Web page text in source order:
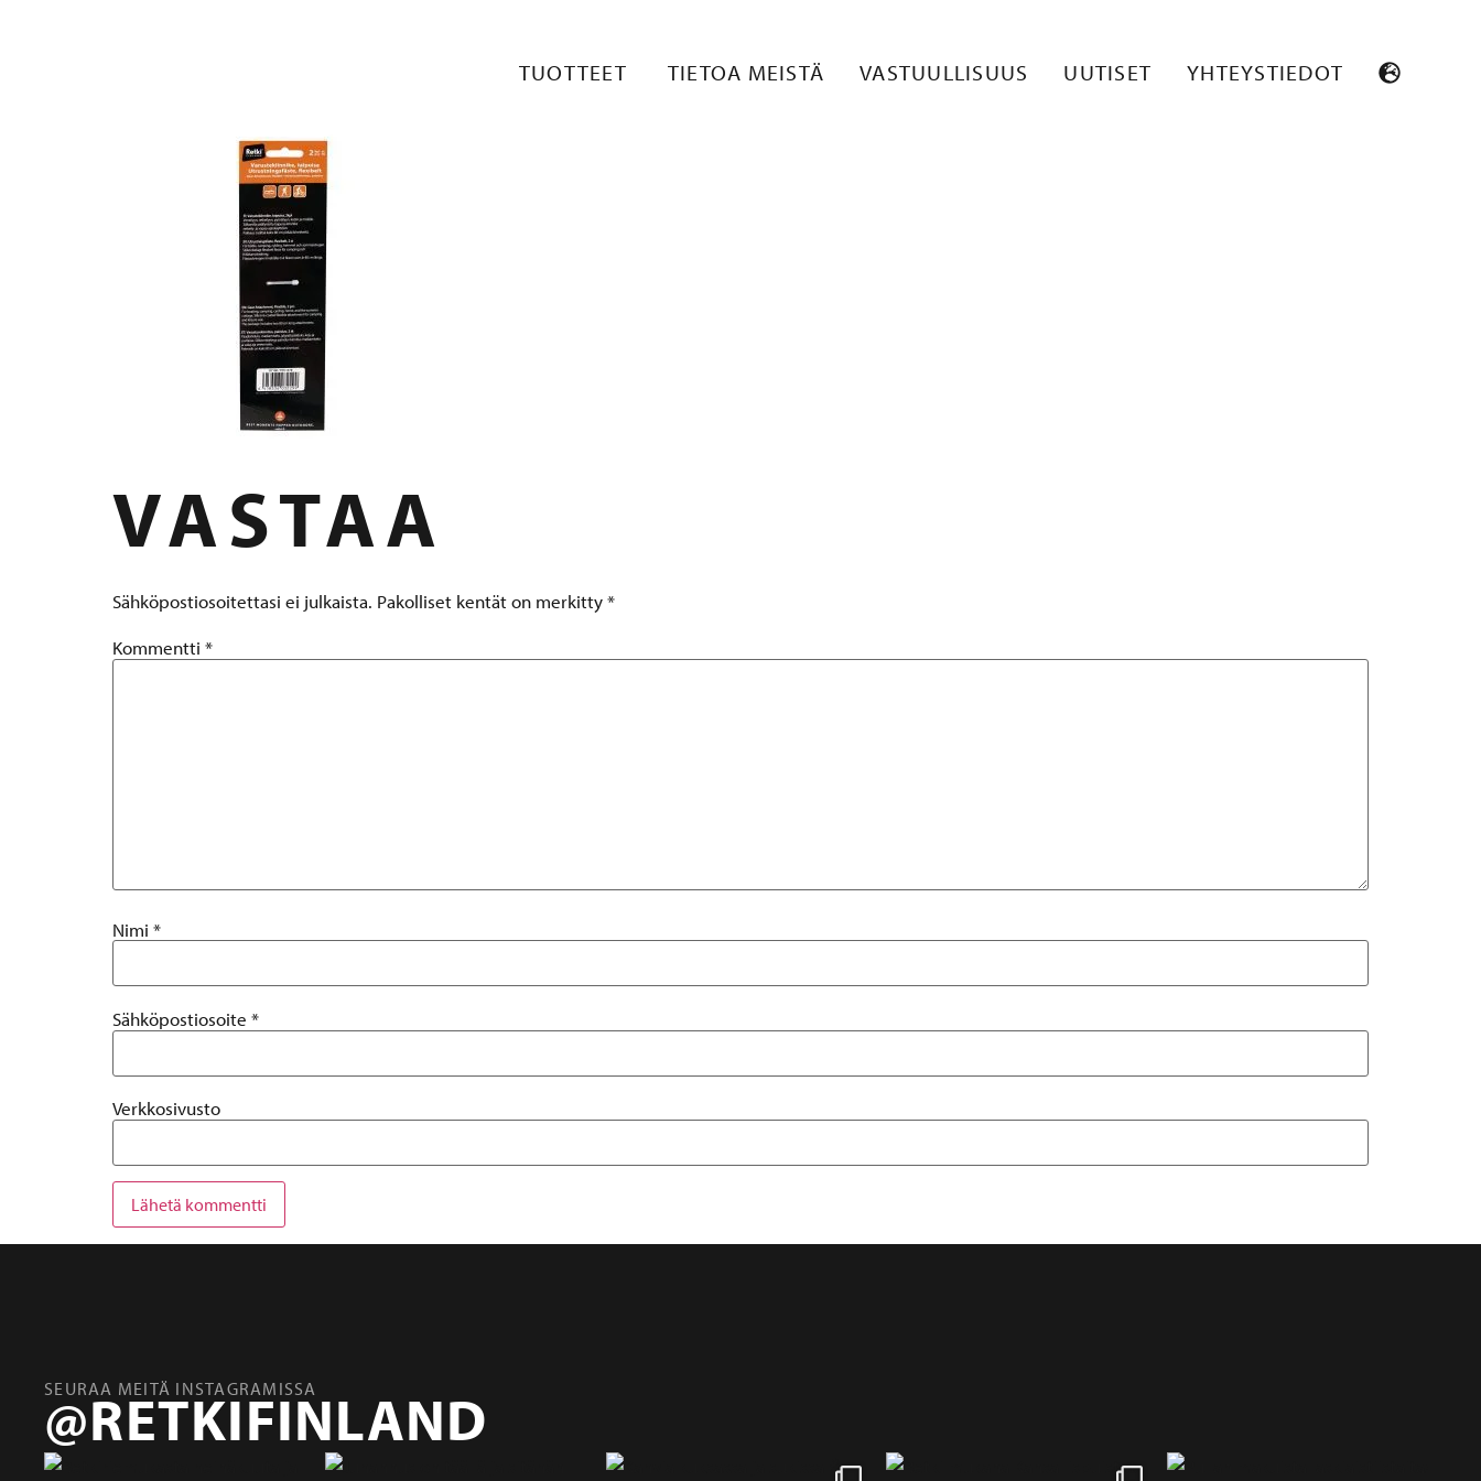
TUOTTEET TIETOA MEISTÄ VASTUULLISUUS UUTISET YHTEYSTIEDOT
R7100 BOX 2
VASTAA
Sähköpostiosoitettasi ei julkaista. Pakolliset kentät on merkitty*
Kommentti *
Nimi *
Sähköpostiosoite *
Verkkosivusto
SEURAA MEITÄ INSTAGRAMISSA
@RETKIFINLAND